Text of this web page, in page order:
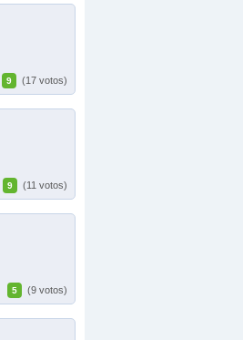
9 (17 votos)
9 (11 votos)
5 (9 votos)